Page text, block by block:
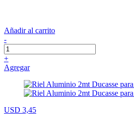
Añadir al carrito
-
+
Agregar
USD 3,45